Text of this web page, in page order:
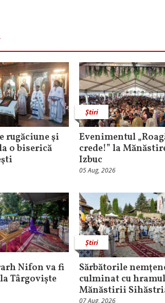
rugăciune şi
o biserică
Știri
Evenimentul
crede!” la
Izbuc
05 Aug, 2026
Nifon va fi
Târgoviște
Știri
Sărbătorile
culminat cu hramul
Mănăstirii
07 Aug, 2026